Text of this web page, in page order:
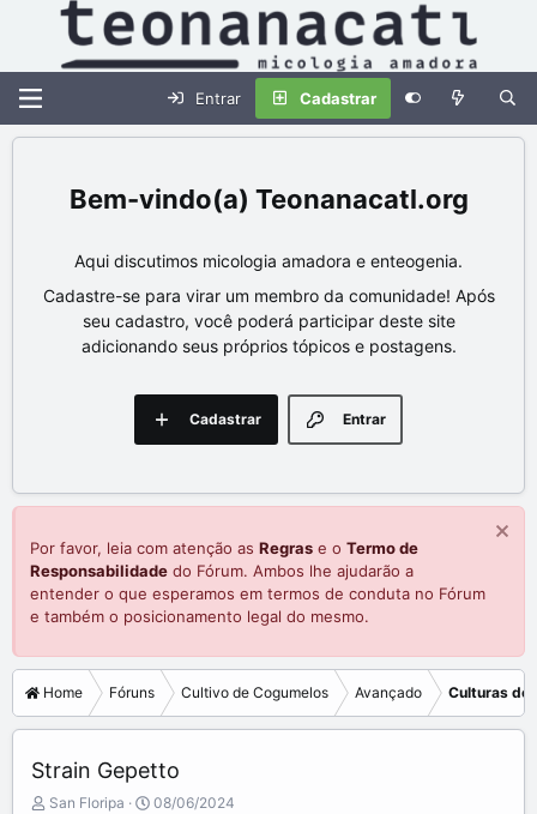
Entrar Cadastrar
Teonanacatl.org
Aqui discutimos micologia amadora e enteogenia.
Cadastre-se para virar um membro da comunidade! Após
seu cadastro, você poderá participar deste site
adicionando seus próprios tópicos e postagens.
Entrar
Cadastrar
Por favor, leia com atenção as Regras e o Termo de
Responsabilidade do Fórum. Ambos lhe ajudarão a
entender o que esperamos em termos de conduta no Fórum
e também o posicionamento legal do mesmo.
Home Fóruns Cultivo de Cogumelos Avançado Culturas de
Strain Gepetto
C
San Floripa
D
08/06/2024